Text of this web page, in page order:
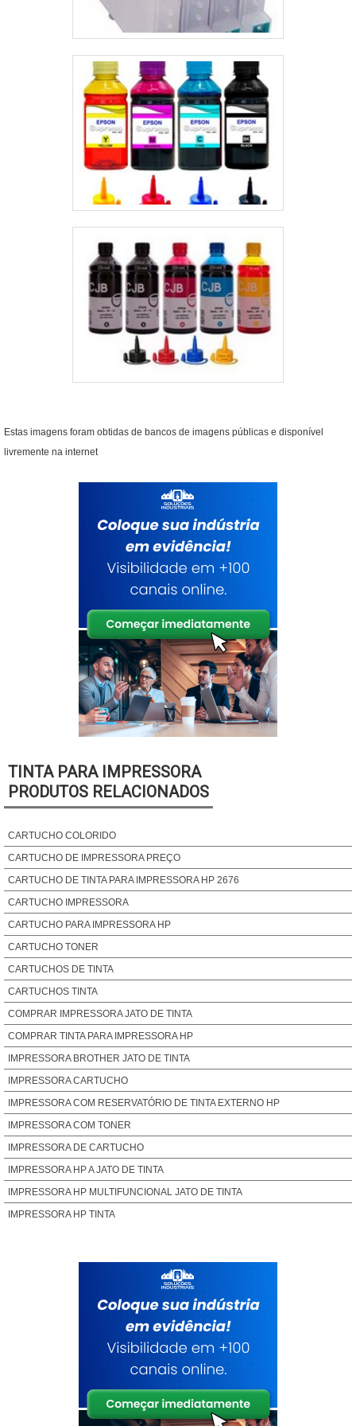
Estas imagens foram obtidas de bancos de imagens públicas e disponível
livremente na internet
TINTA PARA IMPRESSORA
PRODUTOS RELACIONADOS
CARTUCHO COLORIDO
CARTUCHO DE IMPRESSORA PREÇO
CARTUCHO DE TINTA PARA IMPRESSORA HP 2676
CARTUCHO IMPRESSORA
CARTUCHO PARA IMPRESSORA HP
CARTUCHO TONER
CARTUCHOS DE TINTA
CARTUCHOS TINTA
COMPRAR IMPRESSORA JATO DE TINTA
COMPRAR TINTA PARA IMPRESSORA HP
IMPRESSORA BROTHER JATO DE TINTA
IMPRESSORA CARTUCHO
IMPRESSORA COM RESERVATÓRIO DE TINTA EXTERNO HP
IMPRESSORA COM TONER
IMPRESSORA DE CARTUCHO
IMPRESSORA HP A JATO DE TINTA
IMPRESSORA HP MULTIFUNCIONAL JATO DE TINTA
IMPRESSORA HP TINTA
IMPRESSORA MULTIFUNCIONAL HP JATO DE TINTA
IMPRESSORA TANQUE TINTA HP
IMPRESSORA TINTA EXTERNA
MULTIFUNCIONAL HP TANQUE DE TINTA
PREÇO DE CARTUCHO DE IMPRESSORA
PREÇO DE TINTA PARA IMPRESSORA HP